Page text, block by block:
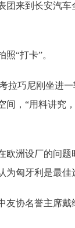
团来到长安汽
“打卡”。
拉巧尼刚坐进
间，“用料讲究
欧洲设厂的问
为匈牙利是最佳
友协名誉主席戴